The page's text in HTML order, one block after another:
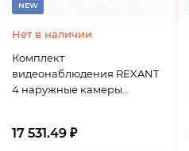
NEW
Нет в наличии
Комплект
видеонаблюдения REXANT
4 наружные камеры
17 531.49 ₽